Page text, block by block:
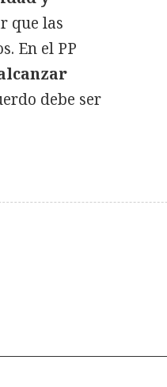
que las
En el PP
debe ser